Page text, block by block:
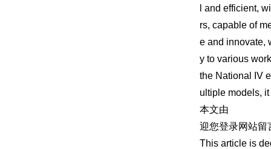
l and efficient,
rs, capable of
e and innovate,
y to various
the National IV
ultiple models,
本文由
迎您登录网站留
This article is